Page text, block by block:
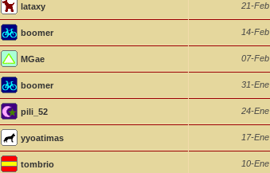
lataxy 21-Feb
boomer 14-Feb
MGae 07-Feb
boomer 31-Ene
pili_52 24-Ene
yyoatimas 17-Ene
tombrio 10-Ene